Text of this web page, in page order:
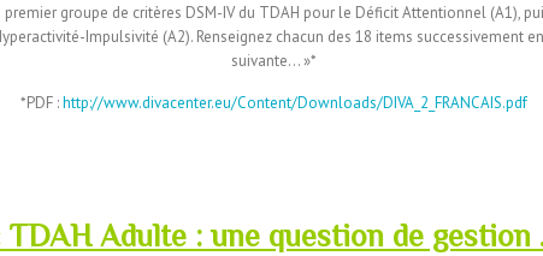
groupe de critères DSM-IV du TDAH pour le Déficit Attentionnel (A1),
Impulsivité (A2). Renseignez chacun des 18 items successivement
suivante… »*
*PDF :http://www.divacenter.eu/Content/Downloads/DIVA_2_FRANCAIS.pdf
TDAH Adulte : une question de gestion